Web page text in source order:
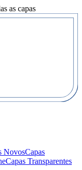
as capas
NovosCapas
Capas Transparentes